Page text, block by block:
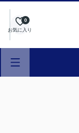
お気に入り
0